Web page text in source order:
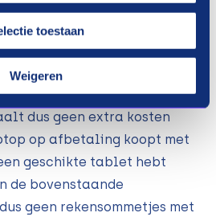
toestaan
Weigeren
nog eens vanuit een
Hoewel je
kosten en hoge
is daar geen sprake van.
zijn niet alleen laag, ze
dus geen extra kosten
op afbetaling koopt met
geschikte tablet hebt
de bovenstaande
geen rekensommetjes met